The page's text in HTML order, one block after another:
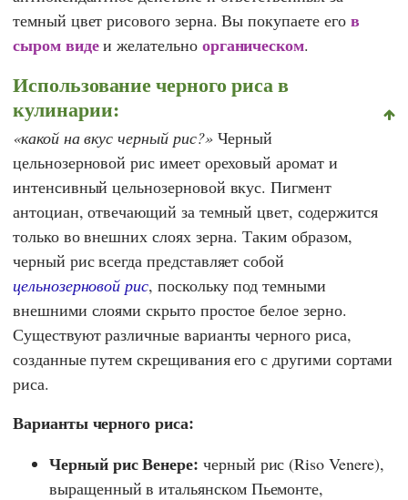
темный цвет рисового зерна. Вы покупаете его в
сыром видеи желательно органическом.
Использование черного риса в
кулинарии:
какой на вкус черный рис? Черный
цельнозерновой рис имеет ореховый аромат и
интенсивный цельнозерновой вкус. Пигмент
антоциан, отвечающий за темный цвет, содержится
только во внешних слоях зерна. Таким образом,
черный рис всегда представляет собой
цельнозерновой рис, поскольку под темными
внешними слоями скрыто простое белое зерно.
Существуют различные варианты черного риса,
созданные путем скрещивания его с другими сортами
риса.
Варианты черного риса:
Черный рис Венере: черный рис (Riso Venere),
выращенный в итальянском Пьемонте,